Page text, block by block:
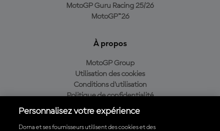
MotoGP Guru Racing 25/26
MotoGP™26
À propos
MotoGP Group
Utilisation des cookies
Conditions d'utilisation
Politique de confidentialité
Politique d’achat
Personnalisez votre expérience
Dorna et ses fournisseurs utilisent des cookies et des